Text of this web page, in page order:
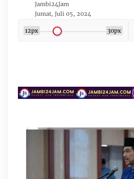
Jambi24Jam
Jumat, Juli 05, 2024
12px 30px